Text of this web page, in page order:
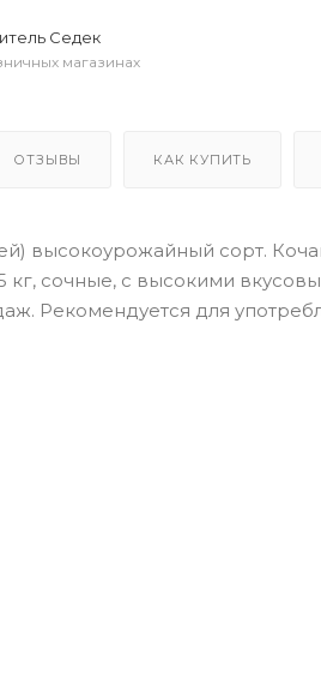
Седек
магазинах
ОТЗЫВЫ КАК КУПИТЬ
высокоурожайный сорт.
сочные, с высокими
Рекомендуется для